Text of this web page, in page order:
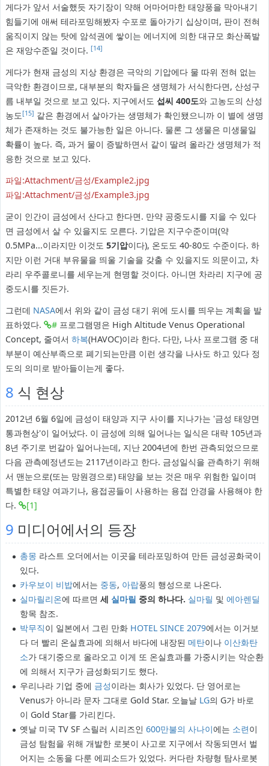
게다가 앞서 서술했듯 자기장이 약해 어마어마한 태양풍을 막아내기
힘들기에 애써 테라포밍해봤자 수포로 돌아가기 십상이며, 판이 전혀
움직이지 않는 탓에 암석권에 쌓이는 에너지에 의한 대규모 화산폭발
은 재앙수준일 것이다. [14]
게다가 현재 금성의 지상 환경은 극악의 기압에다 물 따위 전혀 없는
극악한 환경이므로, 대부분의 학자들은 생명체가 서식한다면, 산성구
름 내부일 것으로 보고 있다. 지구에서도 섭씨 400도와 고농도의 산성
농도[15] 같은 환경에서 살아가는 생명체가 확인됐으니까 이 별에 생명
체가 존재하는 것도 불가능한 일은 아니다. 물론 그 생물은 미생물일
확률이 높다. 즉, 과거 물이 증발하면서 같이 딸려 올라간 생명체가 적
응한 것으로 보고 있다.
파일:Attachment/금성/Example2.jpg
파일:Attachment/금성/Example3.jpg
굳이 인간이 금성에서 산다고 한다면. 만약 공중도시를 지을 수 있다
면 금성에서 살 수 있을지도 모른다. 기압은 지구수준이며(약
0.5MPa...이라지만 이것도 5기압이다), 온도도 40-80도 수준이다. 하
지만 이런 거대 부유물을 띄울 기술을 갖출 수 있을지도 의문이고, 차
라리 우주콜로니를 세우는게 현명할 것이다. 아니면 차라리 지구에 공
중도시를 짓든가.
그런데 NASA에서 위와 같이 금성 대기 위에 도시를 띄우는 계획을 발
표하였다.
#프로그램명은 High Altitude Venus Operational
Concept, 줄여서 하복(HAVOC)이라 한다. 다만, 나사 프로그램 중 대
부분이 예산부족으로 폐기되는만큼 이런 생각을 나사도 하고 있다 정
도의 의미로 받아들이는게 좋다.
8 식 현상
2012년 6월 6일에 금성이 태양과 지구 사이를 지나가는 '금성 태양면
통과현상'이 일어났다. 이 금성에 의해 일어나는 일식은 대략 105년과
8년 주기로 번갈아 일어나는데, 지난 2004년에 한번 관측되었으므로
다음 관측예정년도는 2117년이라고 한다. 금성일식을 관측하기 위해
서 맨눈으로(또는 망원경으로) 태양을 보는 것은 매우 위험한 일이며
특별한 태양 여과기나, 용접공들이 사용하는 용접 안경을 사용해야 한
다.
[1]
9 미디어에서의 등장
총몽 라스트 오더에서는 이곳을 테라포밍하여 만든 금성공화국이
있다.
카우보이 비밥에서는 중동, 아랍풍의 행성으로 나온다.
실마릴리온에 따르면 세 실마릴 중의 하나다. 실마릴 및 에아렌딜
항목 참조.
박무직이 일본에서 그린 만화 HOTEL SINCE 2079에서는 이거보
다 더 빨리 온실효과에 의해서 바다에 내장된 메탄이나 이산화탄
소가 대기중으로 올라오고 이게 또 온실효과를 가중시키는 악순환
에 의해서 지구가 금성화되기도 했다.
우리나라 기업 중에 금성이라는 회사가 있었다. 단 영어로는
Venus가 아니라 문자 그대로 Gold Star. 오늘날 LG의 G가 바로
이 Gold Star를 가리킨다.
옛날 미국 TV SF 스릴러 시리즈인 600만불의 사나이에는 소련이
금성 탐험을 위해 개발한 로봇이 사고로 지구에서 작동되면서 벌
어지는 소동을 다룬 에피소드가 있었다. 커다란 차량형 탐사로봇